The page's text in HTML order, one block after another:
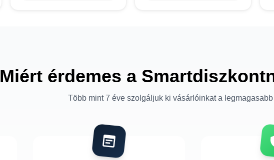
Miért érdemes a
Több mint 7 éve szolgáljuk ki vásárlóinkat a